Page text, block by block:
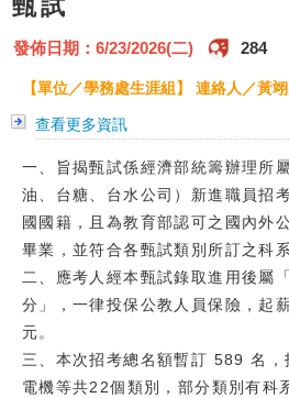
新生
在校生
校友
媒體
甄試
發佈日期：6/23/2026(二) 284
【單位／學務處生涯組】 連絡人／黃
查看更多資訊
一、旨揭甄試係經濟部統籌辦理所
油、台糖、台水公司）新進職員招
國國籍，且為教育部認可之國內外
畢業，並符合各甄試類別所訂之科系
二、應考人經本甄試錄取進用後屬
分」，一律投保公教人員保險，起
元。
三、本次招考總名額暫訂 589 名，
電機等共22個類別，部分類別有科